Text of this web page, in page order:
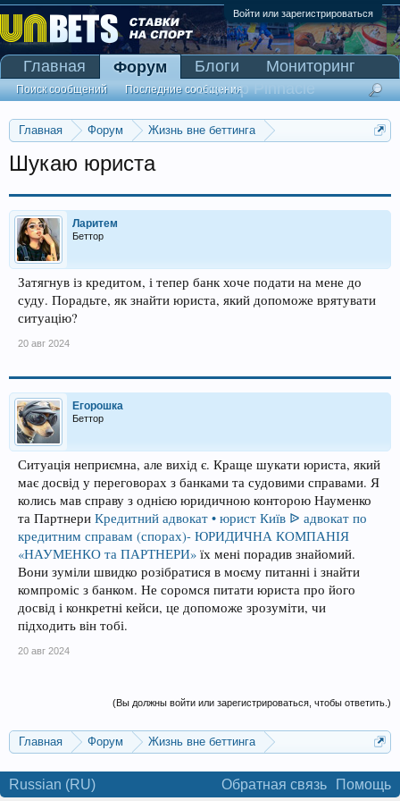
Войти или зарегистрироваться
Главная Форум
Жизнь вне беттинга
Шукаю юриста
Ларитем
Беттор
Затягнув із кредитом, і тепер банк хоче подати на мене до
суду. Порадьте, як знайти юриста, який допоможе врятувати
ситуацію?
20 авг 2024
Егорошка
Беттор
Ситуація неприємна, але вихід є. Краще шукати юриста, який
має досвід у переговорах з банками та судовими справами. Я
колись мав справу з однією юридичною конторою Науменко
та Партнери Кредитний адвокат • юрист Київ ᐉ адвокат по
кредитним справам (спорах)- ЮРИДИЧНА КОМПАНІЯ
«НАУМЕНКО та ПАРТНЕРИ» їх мені порадив знайомий.
Вони зуміли швидко розібратися в моєму питанні і знайти
компроміс з банком. Не соромся питати юриста про його
досвід і конкретні кейси, це допоможе зрозуміти, чи
підходить він тобі.
20 авг 2024
(Вы должны войти или зарегистрироваться, чтобы ответить.)
Главная Форум
Жизнь вне беттинга
Главная Форум
Поиск сообщений Последние сообщения
Блоги
Мониторинг
Сканер Pinnacle
Russian (RU) Обратная связь Помощь